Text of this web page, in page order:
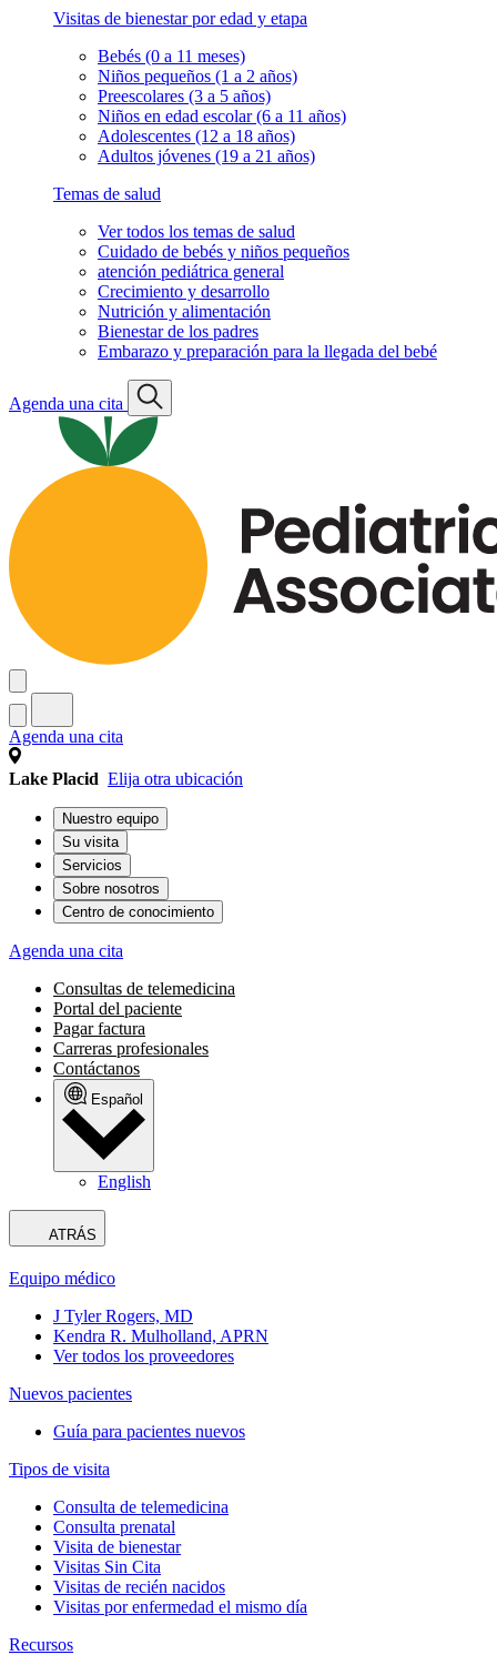
Visitas de bienestar por edad y etapa
Bebés (0 a 11 meses)
Niños pequeños (1 a 2 años)
Preescolares (3 a 5 años)
Niños en edad escolar (6 a 11 años)
Adolescentes (12 a 18 años)
Adultos jóvenes (19 a 21 años)
Temas de salud
Ver todos los temas de salud
Cuidado de bebés y niños pequeños
atención pediátrica general
Crecimiento y desarrollo
Nutrición y alimentación
Bienestar de los padres
Embarazo y preparación para la llegada del bebé
Agenda una cita
Agenda una cita
Lake Placid Elija otra ubicación
Nuestro equipo
Su visita
Servicios
Sobre nosotros
Centro de conocimiento
Agenda una cita
Consultas de telemedicina
Portal del paciente
Pagar factura
Carreras profesionales
Contáctanos
Español
English
ATRÁS
Equipo médico
J Tyler Rogers, MD
Kendra R. Mulholland, APRN
Ver todos los proveedores
Nuevos pacientes
Guía para pacientes nuevos
Tipos de visita
Consulta de telemedicina
Consulta prenatal
Visita de bienestar
Visitas Sin Cita
Visitas de recién nacidos
Visitas por enfermedad el mismo día
Recursos